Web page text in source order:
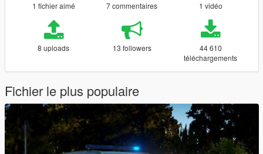
1 fichier aimé 7 commentaires 1 vidéo
8 uploads 13 followers
44 610
téléchargements
Fichier le plus populaire